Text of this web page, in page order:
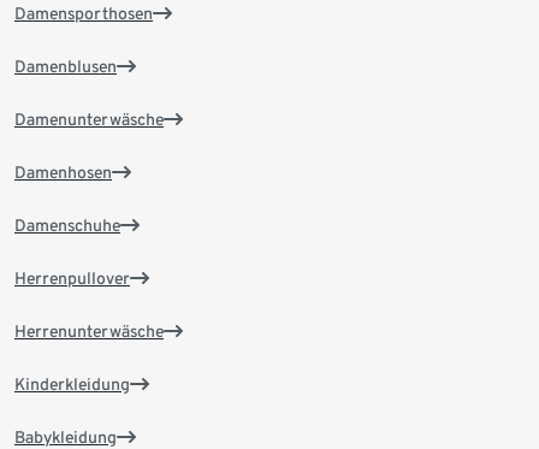
Damensporthosen
Damenblusen
Damenunterwäsche
Damenhosen
Damenschuhe
Herrenpullover
Herrenunterwäsche
Kinderkleidung
Babykleidung